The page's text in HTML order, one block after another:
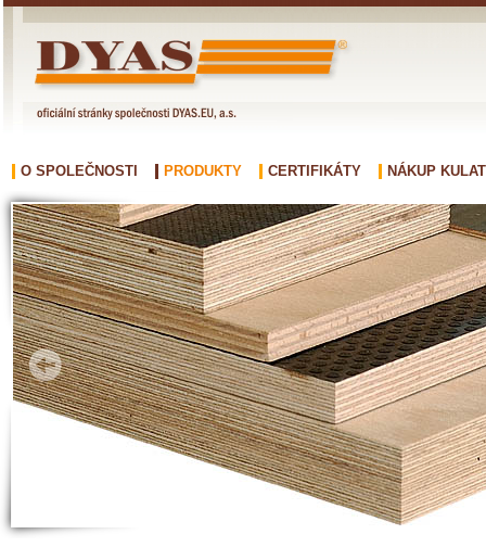
O SPOLEČNOSTI PRODUKTY CERTIFIKÁTY NÁKUP